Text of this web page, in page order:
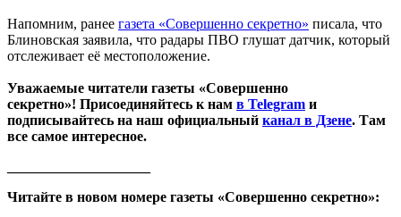
Напомним, ранее газета «Совершенно секретно» писала, что
Блиновская заявила, что радары ПВО глушат датчик, который
отслеживает её местоположение.
Уважаемые читатели газеты «Совершенно
секретно»! Присоединяйтесь к нам в Telegram и
подписывайтесь на наш официальный канал в Дзене. Там
все самое интересное.
Читайте в новом номере газеты «Совершенно секретно»: